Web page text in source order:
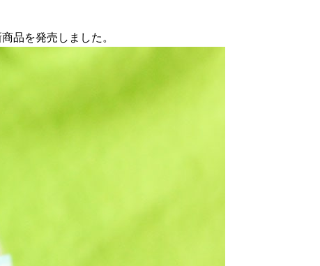
品を発売しました。